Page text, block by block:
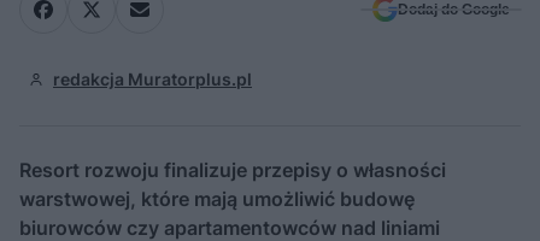
Dodaj do Google
redakcja Muratorplus.pl
Resort rozwoju finalizuje przepisy o własności
warstwowej, które mają umożliwić budowę
biurowców czy apartamentowców nad liniami